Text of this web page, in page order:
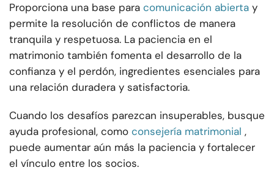
Proporciona una base para comunicación abierta y
permite la resolución de conflictos de manera
tranquila y respetuosa. La paciencia en el
matrimonio también fomenta el desarrollo de la
confianza y el perdón, ingredientes esenciales para
una relación duradera y satisfactoria.
Cuando los desafíos parezcan insuperables, busque
ayuda profesional, como consejería matrimonial ,
puede aumentar aún más la paciencia y fortalecer
el vínculo entre los socios.